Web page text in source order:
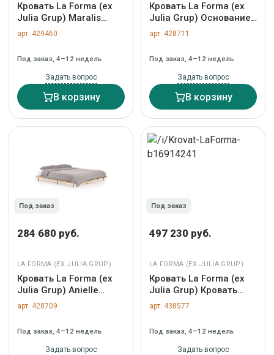
Кровать La Forma (ех
Julia Grup) Maralis
Кровать-вигвам из
массива бука с белой
арт. 146036
арт. 429460
Под заказ, 4–12 недель
Задать вопрос
В корзину
Кровать La Forma (ех
Julia Grup) Основание
кровати Ofelia со
съемным чехлом
200 см арт. 191965
арт. 428711
Под заказ, 4–12 недель
Задать вопрос
В корзину
Под заказ
284 680 руб.
LA FORMA (ЕХ JULIA GRUP)
Кровать La Forma (ех
Julia Grup) Anielle
Кровать из массива
ясеня для матраса 180
арт. 428709
Под заказ, 4–12 недель
Задать вопрос
Под заказ
497 230 руб.
LA FORMA (ЕХ JULIA GRUP)
Кровать La Forma (ех
Julia Grup) Кровать
Jaira из белого
шенилла со съемным
160x200 см арт.
447725
арт. 438577
Под заказ, 4–12 недель
Задать вопрос